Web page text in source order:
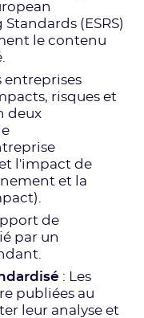
(ESRS)
le contenu
entreprises
risques et
deux
l'impact de
et la
de
par un
: Les
publiées au
leur analyse et